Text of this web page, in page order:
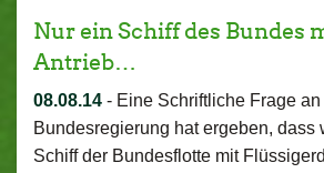
Nur ein Schiff des Bundes
Antrieb…
08.08.14 - Eine Schriftliche Frage
Bundesregierung hat ergeben, dass
Schiff der Bundesflotte mit